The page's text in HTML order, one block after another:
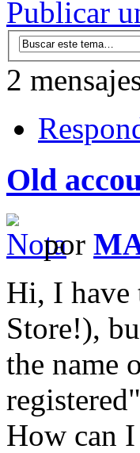
Publicar
2
Old
por
Hi, I have
Store!),
the name
How can